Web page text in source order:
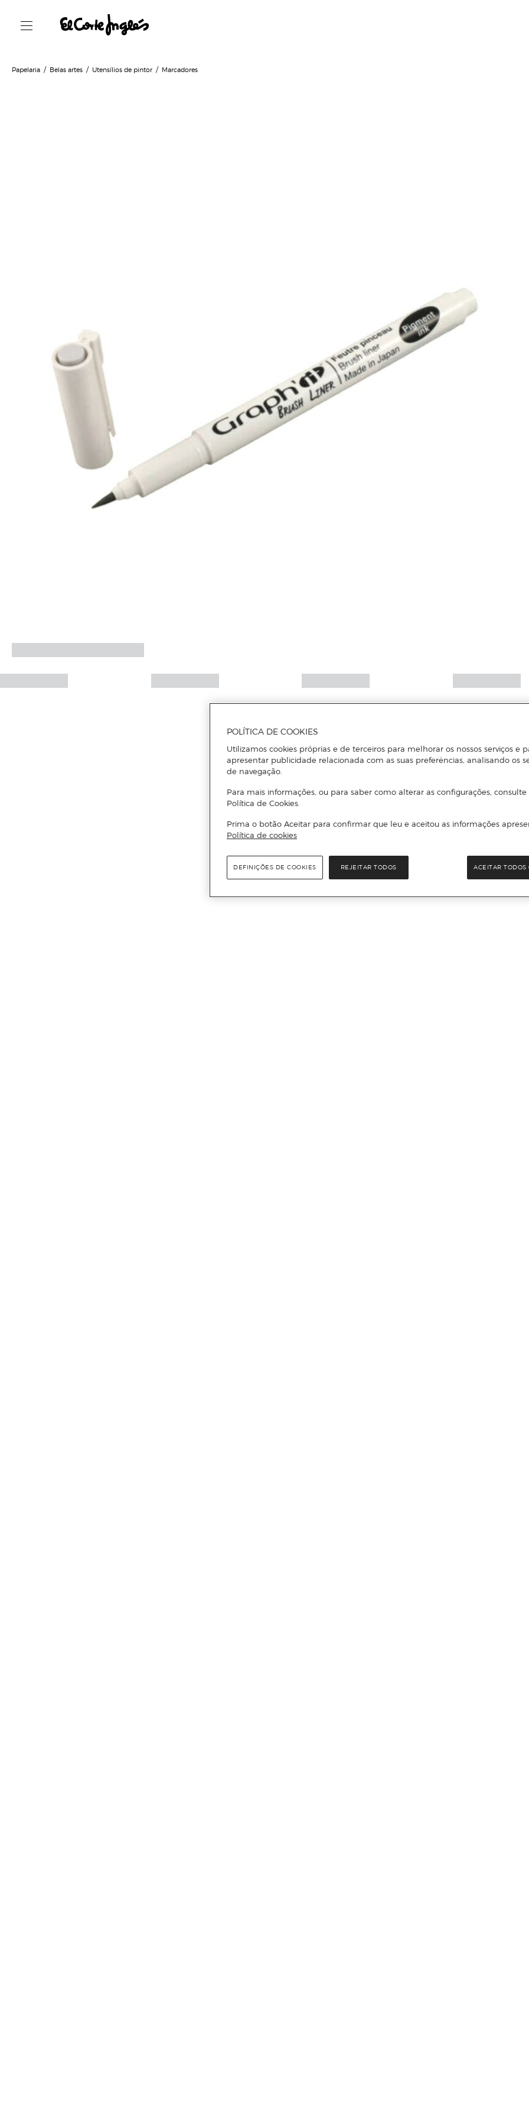
Papelaria Belas artes Utensílios de pintor Marcadores
POLÍTICA DE COOKIES
Utilizamos cookies próprias e de terceiros para melhorar os nossos serviços e
apresentar publicidade relacionada com as suas preferências, analisando os
de navegação.
Para mais informações, ou para saber como alterar as configurações, consulte
Política de Cookies.
Prima o botão Aceitar para confirmar que leu e aceitou as informações
Política de cookies
REJEITAR TODOS ACEITAR TODOS
DEFINIÇÕES DE COOKIES